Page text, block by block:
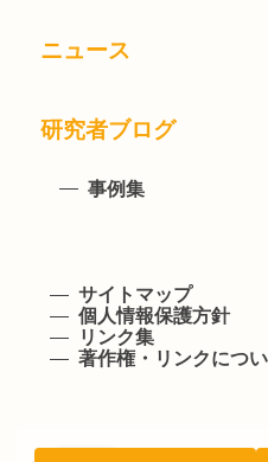
ニュース
研究者ブログ
事例集
サイトマップ
個人情報保護方針
リンク集
著作権・リンクにつ